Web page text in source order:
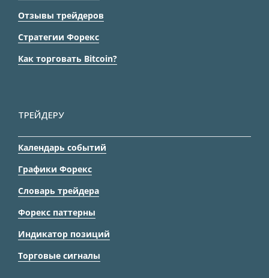
Отзывы трейдеров
Стратегии Форекс
Как торговать Bitcoin?
ТРЕЙДЕРУ
Календарь событий
Графики Форекс
Словарь трейдера
Форекс паттерны
Индикатор позиций
Торговые сигналы